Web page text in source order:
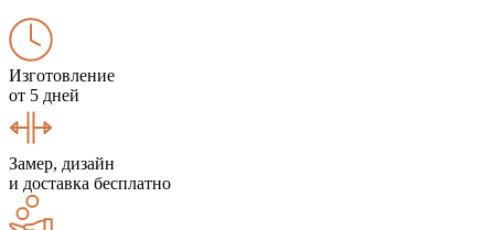
Изготовление
от 5 дней
Замер, дизайн
и доставка бесплатно